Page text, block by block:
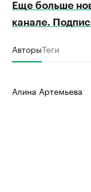
Еще больше
канале.
АвторыТеги
Алина Артемьева